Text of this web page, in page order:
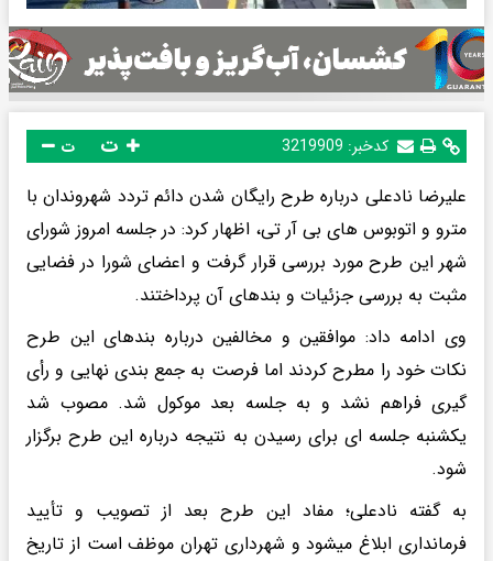
کدخبر: 3219909 ت
علیرضا نادعلی درباره طرح رایگان شدن دائم تردد شهروندان با
مترو و اتوبوس های بی آر تی، اظهار کرد: در جلسه امروز شورای
شهر این طرح مورد بررسی قرار گرفت و اعضای شورا در فضایی
مثبت به بررسی جزئیات و بندهای آن پرداختند.
وی ادامه داد: موافقین و مخالفین درباره بندهای این طرح
نکات خود را مطرح کردند اما فرصت به جمع بندی نهایی و رأی
گیری فراهم نشد و به جلسه بعد موکول شد. مصوب شد
یکشنبه جلسه ای برای رسیدن به نتیجه درباره این طرح برگزار
شود.
به گفته نادعلی؛ مفاد این طرح بعد از تصویب و تأیید
فرمانداری ابلاغ میشود و شهرداری تهران موظف است از تاریخ